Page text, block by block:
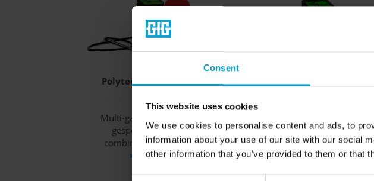
Consent
This website uses cookies
We use cookies to personalise content and ads, to
information about your use of our site with our social
other information that you’ve provided to them or that
Polytector III G999S
Multi-gasdetector met
gespecialiseerde
combinatiesensoren
» meer
besloten ruimten
» meer